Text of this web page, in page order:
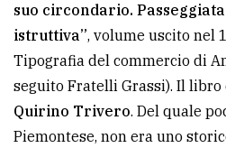
suo circondario.
istruttiva”, volume uscito nel
Tipografia del commercio di
seguito Fratelli Grassi). Il libro
Quirino Trivero. Del quale
Piemontese, non era uno